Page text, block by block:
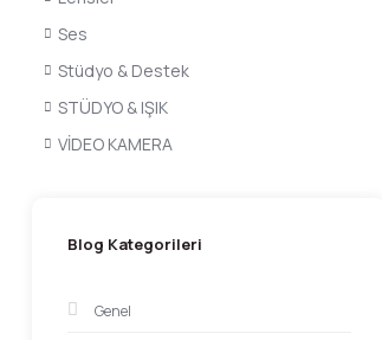
Ses
Stüdyo & Destek
STÜDYO & IŞIK
VİDEO KAMERA
Blog Kategorileri
Genel